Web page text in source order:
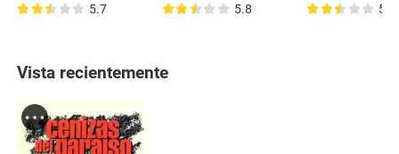
5.7 5.8 5.2
Vista recientemente